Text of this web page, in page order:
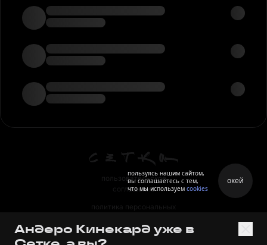
пользовательское
соглашение
политика персональных
правила
Андеро Кинекард уже в
пользуясь нашим сайтом,
вы соглашаетесь с тем,
что мы используем cookies
окей